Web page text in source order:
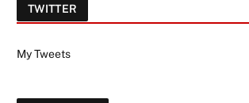
TWITTER
My Tweets